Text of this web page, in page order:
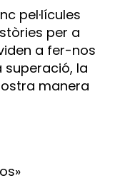
pel·lícules
per a
a fer-nos
superació, la
manera